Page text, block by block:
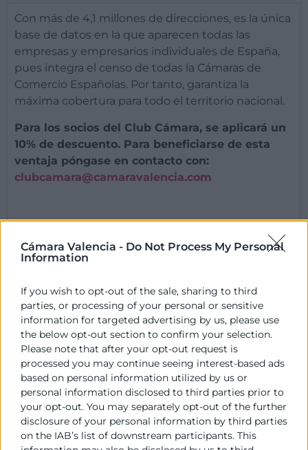
Cámara Valencia - Do Not Process My Personal
Information
If you wish to opt-out of the sale, sharing to third
parties, or processing of your personal or sensitive
information for targeted advertising by us, please use
the below opt-out section to confirm your selection.
Please note that after your opt-out request is
processed you may continue seeing interest-based ads
based on personal information utilized by us or
personal information disclosed to third parties prior to
your opt-out. You may separately opt-out of the further
disclosure of your personal information by third parties
on the IAB’s list of downstream participants. This
Con más de 4,1 millones de direcciones, es la única
base de datos en la que aparecen todas las
empresas y empresarios individuales de España,
pues integra el censo de todas la Cámaras de
Comercio Españolas. Por tanto, garantiza la
máxima cobertura para todo el territorio nacional.
Para los socios del Club Cámara, se aplicará un
10% de descuento. Para beneficiarse de esta
ventaja póngase en contacto con:
clubcamara@camaravalencia.com
POR QUÉ HACERLO CON CÁMARA
PRECIO
PLAZO DE ENTREGA
Contacto
Información de empresas